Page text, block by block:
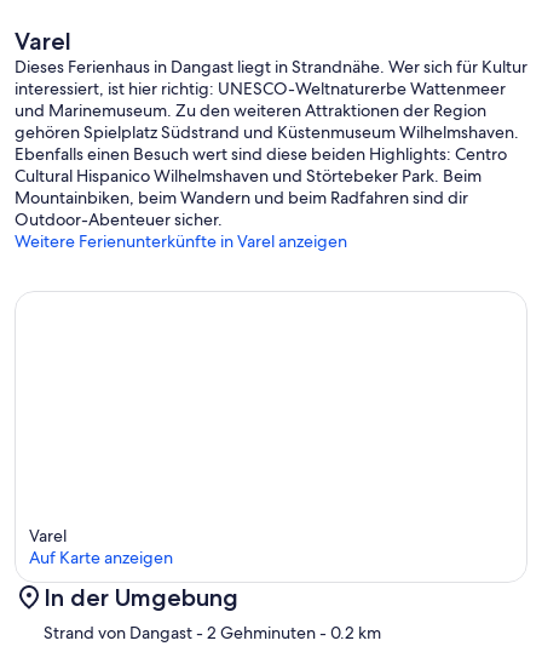
Varel
Dieses Ferienhaus in Dangast liegt in Strandnähe. Wer sich für Kultur
interessiert, ist hier richtig: UNESCO-Weltnaturerbe Wattenmeer
und Marinemuseum. Zu den weiteren Attraktionen der Region
gehören Spielplatz Südstrand und Küstenmuseum Wilhelmshaven.
Ebenfalls einen Besuch wert sind diese beiden Highlights: Centro
Cultural Hispanico Wilhelmshaven und Störtebeker Park. Beim
Mountainbiken, beim Wandern und beim Radfahren sind dir
Outdoor-Abenteuer sicher.
Weitere Ferienunterkünfte in Varel anzeigen
Karte
Varel
Auf Karte anzeigen
In der Umgebung
Strand von Dangast- 2 Gehminuten- 0.2 km